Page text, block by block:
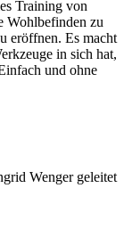
Training von
Wohlbefinden zu
eröffnen. Es macht
in sich hat,
und ohne
Wenger geleitet